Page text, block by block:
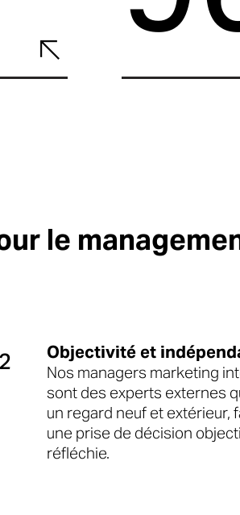
le
2 Objectivité et
Nos managers marketing
sont des experts externes
un regard neuf et extérieur,
une prise de décision
réfléchie.